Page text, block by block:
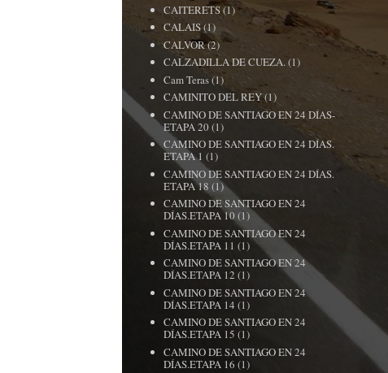
CAITERETS(1)
CALAIS(1)
CALVOR(2)
CALZADILLA DE CUEZA.(1)
Cam Teras(1)
CAMINITO DEL REY(1)
CAMINO DE SANTIAGO EN 24 DÍAS-
ETAPA 20(1)
CAMINO DE SANTIAGO EN 24 DÍAS.
ETAPA 1 (1)
CAMINO DE SANTIAGO EN 24 DÍAS.
ETAPA 18 (1)
CAMINO DE SANTIAGO EN 24
DÍAS.ETAPA 10(1)
CAMINO DE SANTIAGO EN 24
DÍAS.ETAPA 11 (1)
CAMINO DE SANTIAGO EN 24
DÍAS.ETAPA 12 (1)
CAMINO DE SANTIAGO EN 24
DÍAS.ETAPA 14 (1)
CAMINO DE SANTIAGO EN 24
DÍAS.ETAPA 15 (1)
CAMINO DE SANTIAGO EN 24
DÍAS.ETAPA 16 (1)